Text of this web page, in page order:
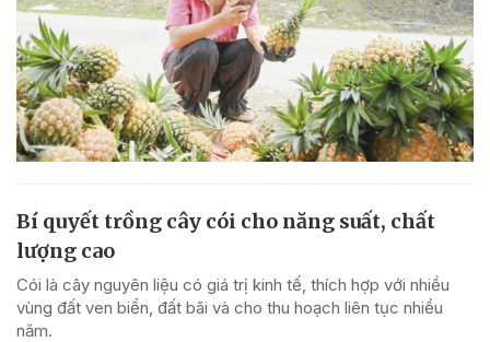
Bí quyết trồng cây cói cho năng suất, chất
lượng cao
Cói là cây nguyên liệu có giá trị kinh tế, thích hợp với nhiều
vùng đất ven biển, đất bãi và cho thu hoạch liên tục nhiều
năm.